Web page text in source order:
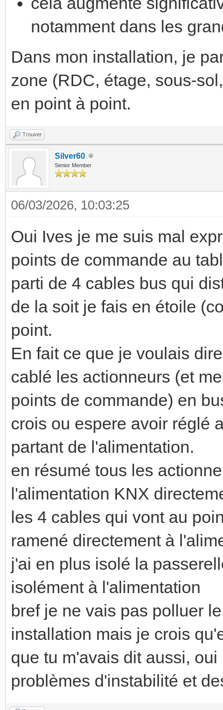
notamment dans les
Dans mon installation, je
zone (RDC, étage, sous-
en point à point.
Trouver
Silver60
Senior Member
06/03/2026, 10:03:25
Oui Ives je me suis mal
points de commande au
parti de 4 cables bus qui
de la soit je fais en étoile
point.
En fait ce que je voulais
cablé les actionneurs (et
points de commande) en
crois ou espere avoir réglé
partant de l'alimentation.
en résumé tous les
l'alimentation KNX
les 4 cables qui vont au
ramené directement à
j'ai en plus isolé la
isolément à l'alimentation
bref je ne vais pas polluer
installation mais je crois
que tu m'avais dit aussi,
problèmes d'instabilité et